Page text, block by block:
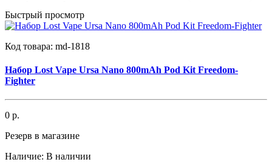
Быстрый просмотр
Код товара: md-1818
Набор Lost Vape Ursa Nano 800mAh Pod Kit Freedom-
Fighter
0 р.
Резерв в магазине
Наличие: В наличии